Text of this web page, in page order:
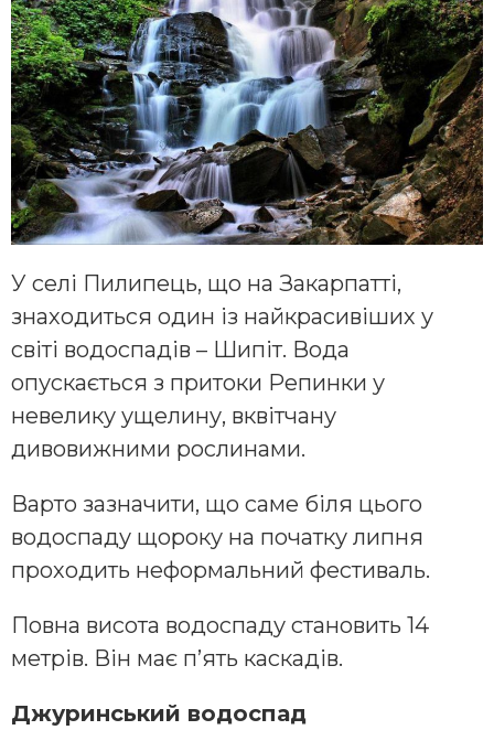
У селі Пилипець, що на Закарпатті,
знаходиться один із найкрасивіших у
світі водоспадів – Шипіт. Вода
опускається з притоки Репинки у
невелику ущелину, вквітчану
дивовижними рослинами.
Варто зазначити, що саме біля цього
водоспаду щороку на початку липня
проходить неформальний фестиваль.
Повна висота водоспаду становить 14
метрів. Він має п’ять каскадів.
Джуринський водоспад